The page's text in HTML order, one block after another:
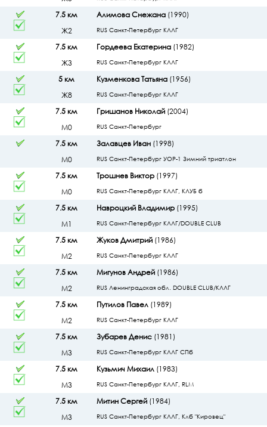
7.5 км
Ж2
Алимова Снежана(1990)
RUS Санкт-Петербург КЛЛГ
7.5 км
Ж3
Гордеева Екатерина(1982)
RUS Санкт-Петербург КЛЛГ
5 км
Ж8
Кузменкова Татьяна(1956)
RUS Санкт-Петербург КЛЛГ
7.5 км
М0
Гришанов Николай(2004)
RUS Санкт-Петербург
7.5 км
М0
Залавцев Иван(1998)
RUS Санкт-Петербург УОР-1 Зимний триатлон
7.5 км
М0
Трошнев Виктор(1997)
RUS Санкт-Петербург КЛЛГ, КЛУБ б
7.5 км
М1
Навроцкий Владимир(1995)
RUS Санкт-Петербург КЛЛГ/DOUBLE CLUB
7.5 км
М2
Жуков Дмитрий(1986)
RUS Санкт-Петербург КЛЛГ
7.5 км
М2
Мигунов Андрей(1986)
RUS Ленинградская обл. DOUBLE CLUB/КЛЛГ
7.5 км
М2
Путилов Павел(1989)
RUS Санкт-Петербург КЛЛГ
7.5 км
М3
Зубарев Денис(1981)
RUS Санкт-Петербург КЛЛГ СПб
7.5 км
М3
Кузьмич Михаил(1983)
RUS Санкт-Петербург КЛЛГ, RLM
7.5 км
М3
Митин Сергей(1984)
RUS Санкт-Петербург КЛЛГ, Клб "Кировец"